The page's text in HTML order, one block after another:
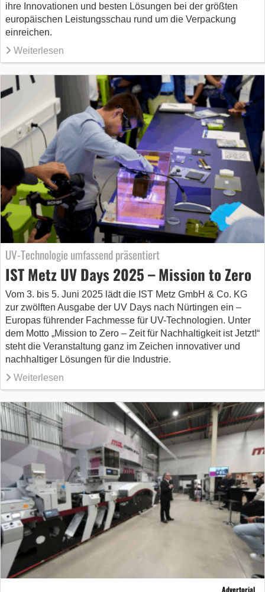
ihre Innovationen und besten Lösungen bei der größten
europäischen Leistungsschau rund um die Verpackung
einreichen.
Weiterlesen
UV-Technologie umfassend präsentiert
IST Metz UV Days 2025 – Mission to Zero
Vom 3. bis 5. Juni 2025 lädt die IST Metz GmbH & Co. KG
zur zwölften Ausgabe der UV Days nach Nürtingen ein –
Europas führender Fachmesse für UV-Technologien. Unter
dem Motto „Mission to Zero – Zeit für Nachhaltigkeit ist Jetzt!“
steht die Veranstaltung ganz im Zeichen innovativer und
nachhaltiger Lösungen für die Industrie.
Weiterlesen
Advertorial